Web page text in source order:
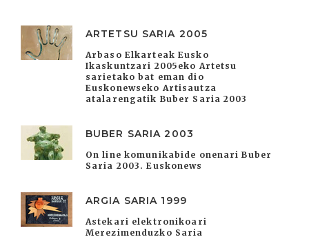
ARTETSU SARIA 2005
Arbaso Elkarteak Eusko
Ikaskuntzari 2005eko Artetsu
sarietako bat eman dio
Euskonewseko Artisautza
atalarengatik Buber Saria 2003
BUBER SARIA 2003
On line komunikabide onenari Buber
Saria 2003. Euskonews
ARGIA SARIA 1999
Astekari elektronikoari
Merezimenduzko Saria